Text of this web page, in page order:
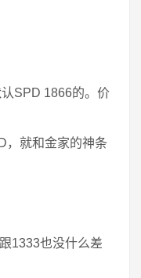
SPD 1866的。价
，就和金家的神条
1333也没什么差